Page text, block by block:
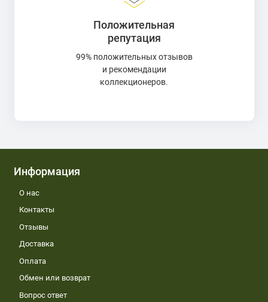
Положительная
репутация
99% положительных отзывов
и рекомендации
коллекционеров.
Информация
О нас
Контакты
Отзывы
Доставка
Оплата
Обмен или возврат
Вопрос ответ